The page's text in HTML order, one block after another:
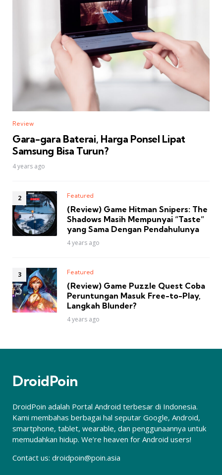
Review
Gara-gara Baterai, Harga Ponsel Lipat
Samsung Bisa Turun?
4 years ago
Featured
(Review) Game Hitman Snipers: The
Shadows Masih Mempunyai “Taste”
yang Sama Dengan Pendahulunya
4 years ago
Featured
(Review) Game Puzzle Quest Coba
Peruntungan Masuk Free-to-Play,
Langkah Blunder?
4 years ago
DroidPoin
DroidPoin adalah Portal Android terbesar di Indonesia.
Kami membahas berbagai hal seputar Google, Android,
smartphone, tablet, wearable, dan penggunaannya untuk
memudahkan hidup. We’re heaven for Android users!
Contact us: droidpoin@poin.asia